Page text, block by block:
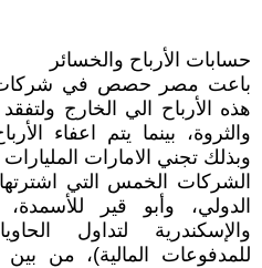
حسابات الأرباح والخسائر
باعت مصر حصص في شركات
هذه الأرباح الي الخارج
والثروة، بينما يتم اعفاء
وبذلك تجني الامارات
الشركات الخمس التي اشترتها
الدولي، وأبو قير
والإسكندرية لتداول
للمدفوعات المالية)، من